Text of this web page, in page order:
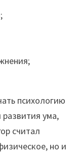
психологию
ума,
считал
но и